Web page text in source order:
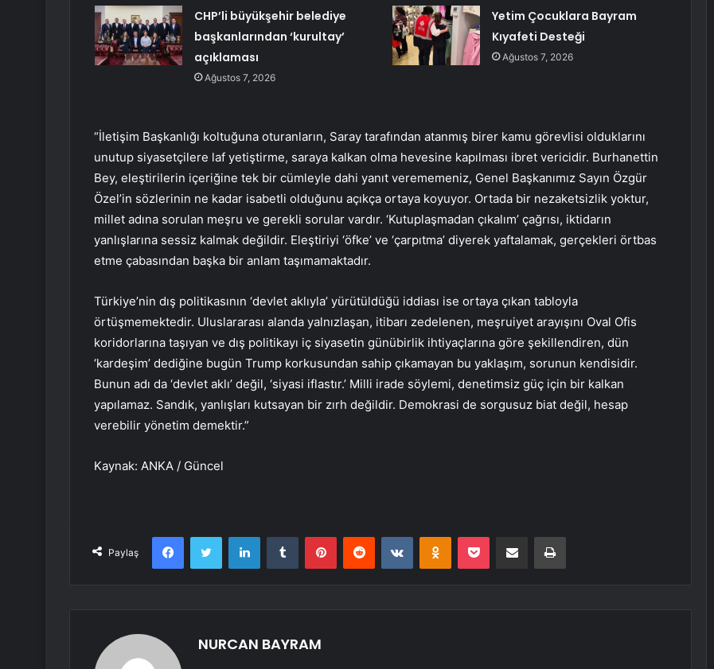
CHP’li büyükşehir belediye
başkanlarından ‘kurultay’
açıklaması
Ağustos 7, 2026
Yetim Çocuklara Bayram
Kıyafeti Desteği
Ağustos 7, 2026
“İletişim Başkanlığı koltuğuna oturanların, Saray tarafından atanmış birer kamu görevlisi olduklarını
unutup siyasetçilere laf yetiştirme, saraya kalkan olma hevesine kapılması ibret vericidir. Burhanettin
Bey, eleştirilerin içeriğine tek bir cümleyle dahi yanıt verememeniz, Genel Başkanımız Sayın Özgür
Özel’in sözlerinin ne kadar isabetli olduğunu açıkça ortaya koyuyor. Ortada bir nezaketsizlik yoktur,
millet adına sorulan meşru ve gerekli sorular vardır. ‘Kutuplaşmadan çıkalım’ çağrısı, iktidarın
yanlışlarına sessiz kalmak değildir. Eleştiriyi ‘öfke’ ve ‘çarpıtma’ diyerek yaftalamak, gerçekleri örtbas
etme çabasından başka bir anlam taşımamaktadır.
Türkiye’nin dış politikasının ‘devlet aklıyla’ yürütüldüğü iddiası ise ortaya çıkan tabloyla
örtüşmemektedir. Uluslararası alanda yalnızlaşan, itibarı zedelenen, meşruiyet arayışını Oval Ofis
koridorlarına taşıyan ve dış politikayı iç siyasetin günübirlik ihtiyaçlarına göre şekillendiren, dün
‘kardeşim’ dediğine bugün Trump korkusundan sahip çıkamayan bu yaklaşım, sorunun kendisidir.
Bunun adı da ‘devlet aklı’ değil, ‘siyasi iflastır.’ Milli irade söylemi, denetimsiz güç için bir kalkan
yapılamaz. Sandık, yanlışları kutsayan bir zırh değildir. Demokrasi de sorgusuz biat değil, hesap
verebilir yönetim demektir.”
Kaynak: ANKA / Güncel
Paylaş
FacebookTwitter LinkedInTumblr PinterestReddit VKontakteOdnoklassniki
Pocket E-Posta ile paylaş Yazdır
NURCAN BAYRAM